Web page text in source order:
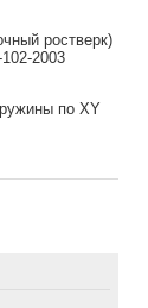
ростверк)
2003
по XY